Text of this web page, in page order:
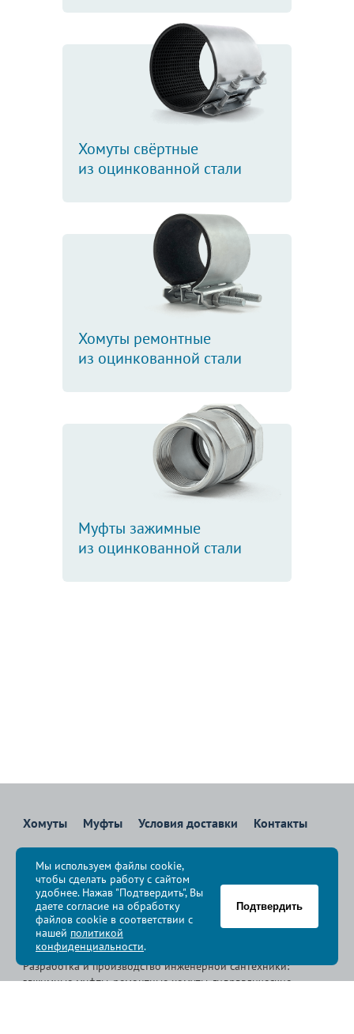
Хомуты свёртные
из оцинкованной стали
Хомуты ремонтные
из оцинкованной стали
Муфты зажимные
из оцинкованной стали
Хомуты Муфты Условия доставки Контакты
8 800 700-83-36
Звоните бесплатно с 08:00 до 17:00 по Москве
политика конфиденциальности
© Группа компаний « », 2009-2026
Разработка и производство инженерной сантехники:
зажимные муфты, ремонтные хомуты, гидравлические
Мы используем файлы cookie,
чтобы сделать работу с сайтом
удобнее. Нажав "Подтвердить", Вы
даете согласие на обработку
файлов cookie в соответствии с
нашей политикой
конфиденциальности.
Подтвердить